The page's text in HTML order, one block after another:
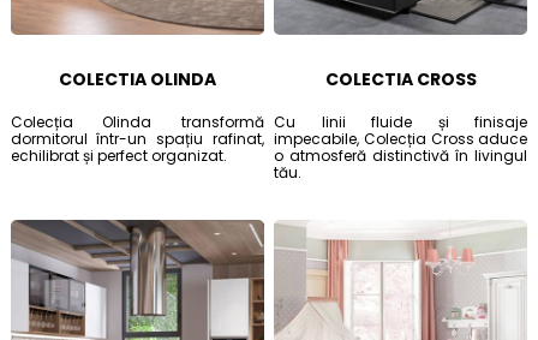
COLECTIA OLINDA
Colecția Olinda transformă
dormitorul într-un spațiu rafinat,
echilibrat și perfect organizat.
COLECTIA CROSS
Cu linii fluide și finisaje
impecabile, Colecția Cross aduce
o atmosferă distinctivă în livingul
tău.